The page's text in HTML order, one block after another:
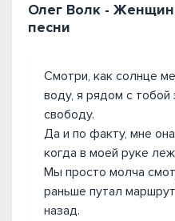
Олег Волк -
песни
Смотри, как солнце
воду, я рядом с
свободу.
Да и по факту, мне
когда в моей руке
Мы просто молча
раньше путал
назад.